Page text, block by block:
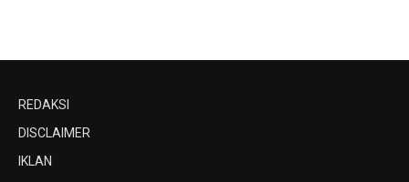
REDAKSI
DISCLAIMER
IKLAN